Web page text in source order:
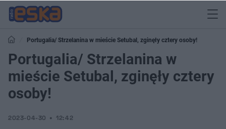
Portugalia/ Strzelanina w mieście Setubal, zginęły cztery osoby!
Portugalia/ Strzelanina w
mieście Setubal, zginęły cztery
osoby!
2023-04-30 12:42